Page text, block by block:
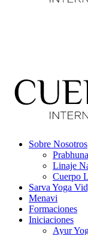
Sobre Nosotros
Linaje
Cuerpo
Sarva Yoga
Menavi
Formaciones
Iniciaciones
Ayur